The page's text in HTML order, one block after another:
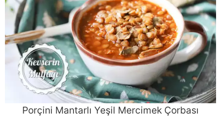
Porçini Mantarlı Yeşil Mercimek Çorbası